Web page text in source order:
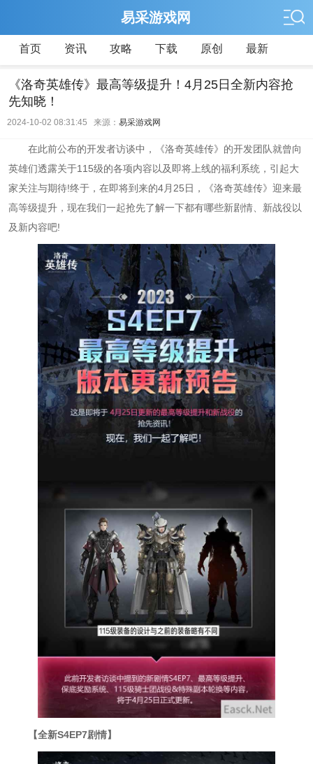
易采游戏网
首页 资讯 攻略 下载 原创 最新
《洛奇英雄传》最高等级提升！4月25日全新内容抢
先知晓！
2024-10-02 08:31:45 来源： 易采游戏网
在此前公布的开发者访谈中，《洛奇英雄传》的开发团队就曾向
英雄们透露关于115级的各项内容以及即将上线的福利系统，引起大
家关注与期待!终于，在即将到来的4月25日，《洛奇英雄传》迎来最
高等级提升，现在我们一起抢先了解一下都有哪些新剧情、新战役以
及新内容吧!
【全新S4EP7剧情】